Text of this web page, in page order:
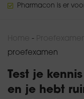
Pharmacon is er
-
proefexamen
Test je
en je hebt